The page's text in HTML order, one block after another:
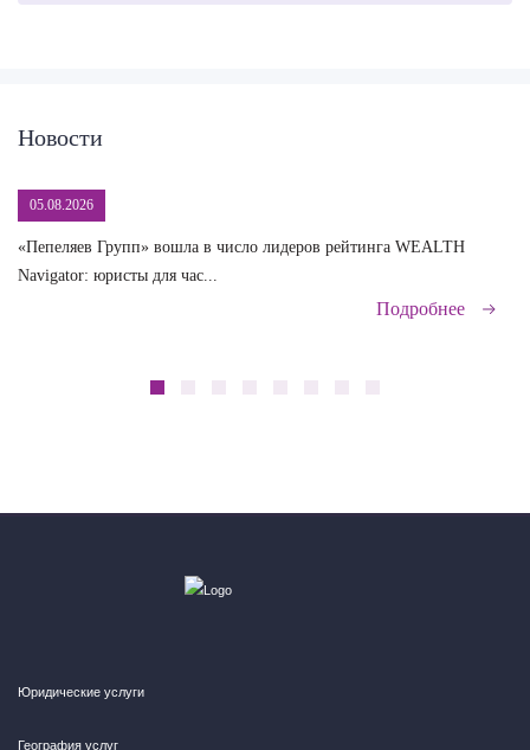
Новости
05.08.2026
«Пепеляев Групп» вошла в число лидеров рейтинга WEALTH
Navigator: юристы для час...
Подробнее
Юридические услуги
География услуг